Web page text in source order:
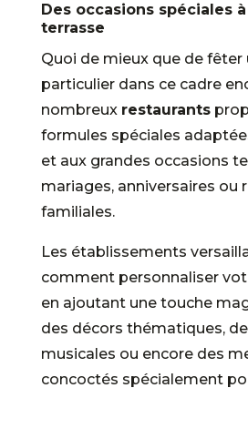
Des occasions spéciales
terrasse
Quoi de mieux que de fêter
particulier dans ce cadre
nombreux restaurants
formules spéciales
et aux grandes occasions
mariages, anniversaires ou
familiales.
Les établissements
comment personnaliser
en ajoutant une touche
des décors thématiques,
musicales ou encore des
concoctés spécialement